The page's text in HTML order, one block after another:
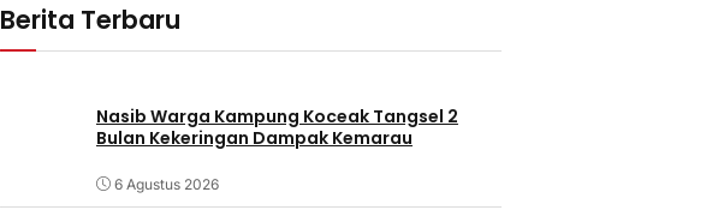
Berita Terbaru
Nasib Warga Kampung Koceak Tangsel 2
Bulan Kekeringan Dampak Kemarau
6 Agustus 2026